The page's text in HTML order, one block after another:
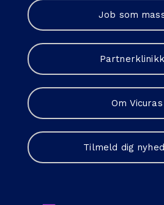
Job som
Om Vicuras
Tilmeld dig